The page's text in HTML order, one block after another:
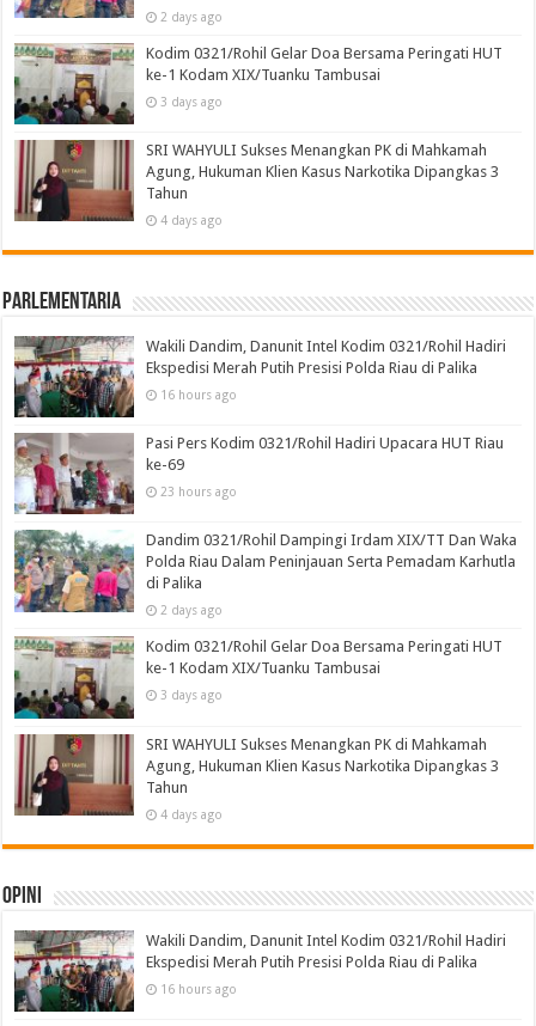
2 days ago
Kodim 0321/Rohil Gelar Doa Bersama Peringati HUT
ke-1 Kodam XIX/Tuanku Tambusai
3 days ago
SRI WAHYULI Sukses Menangkan PK di Mahkamah
Agung, Hukuman Klien Kasus Narkotika Dipangkas 3
Tahun
4 days ago
Parlementaria
Wakili Dandim, Danunit Intel Kodim 0321/Rohil Hadiri
Ekspedisi Merah Putih Presisi Polda Riau di Palika
16 hours ago
Pasi Pers Kodim 0321/Rohil Hadiri Upacara HUT Riau
ke-69
23 hours ago
Dandim 0321/Rohil Dampingi Irdam XIX/TT Dan Waka
Polda Riau Dalam Peninjauan Serta Pemadam Karhutla
di Palika
2 days ago
Kodim 0321/Rohil Gelar Doa Bersama Peringati HUT
ke-1 Kodam XIX/Tuanku Tambusai
3 days ago
SRI WAHYULI Sukses Menangkan PK di Mahkamah
Agung, Hukuman Klien Kasus Narkotika Dipangkas 3
Tahun
4 days ago
Opini
Wakili Dandim, Danunit Intel Kodim 0321/Rohil Hadiri
Ekspedisi Merah Putih Presisi Polda Riau di Palika
16 hours ago